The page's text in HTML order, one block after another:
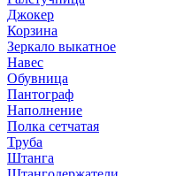
Джокер
Корзина
Зеркало выкатное
Навес
Обувница
Пантограф
Наполнение
Полка сетчатая
Труба
Штанга